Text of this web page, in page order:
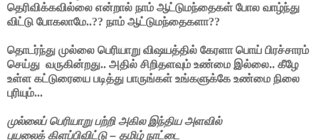
தெரிவிக்கவில்லை என்றால் நாம் ஆட்டுமந்தைகள் போல வாழ்ந்து
விட்டு போகலாமே..?? நாம் ஆட்டுமந்தைகளா??
தொடர்ந்து முல்லை பெரியாறு விஷயத்தில் கேரளா பொய் பிரச்சாரம்
செய்து வருகின்றது.. அதில் சிறிதளவும் உண்மை இல்லை.. கீழே
உள்ள கட்டுரையை படித்து பாருங்கள் உங்களுக்கே உண்மை நிலை
புரியும்...
முல்லைப் பெரியாறு பற்றி அகில இந்திய அளவில்
புயலைக் கிளப்பிவிட்டு – தமிழ் நாட்டை